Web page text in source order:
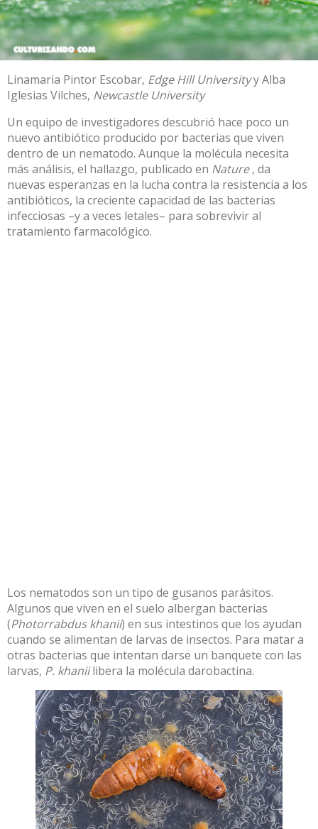
Linamaria Pintor Escobar, Edge Hill UniversityyAlba
Iglesias Vilches, Newcastle University
Un equipo de investigadores descubrió hace poco un
nuevo antibiótico producido por bacterias que viven
dentro de un nematodo. Aunque la molécula necesita
más análisis, el hallazgo, publicado en Nature, da
nuevas esperanzas en la lucha contra la resistencia a los
antibióticos, la creciente capacidad de las bacterias
infecciosas –y a veces letales– para sobrevivir al
tratamiento farmacológico.
Los nematodos son un tipo de gusanos parásitos.
Algunos que viven en el suelo albergan bacterias
(Photorrabdus khanii) en sus intestinos que los ayudan
cuando se alimentan de larvas de insectos. Para matar a
otras bacterias que intentan darse un banquete con las
larvas, P. khaniilibera la molécula darobactina.